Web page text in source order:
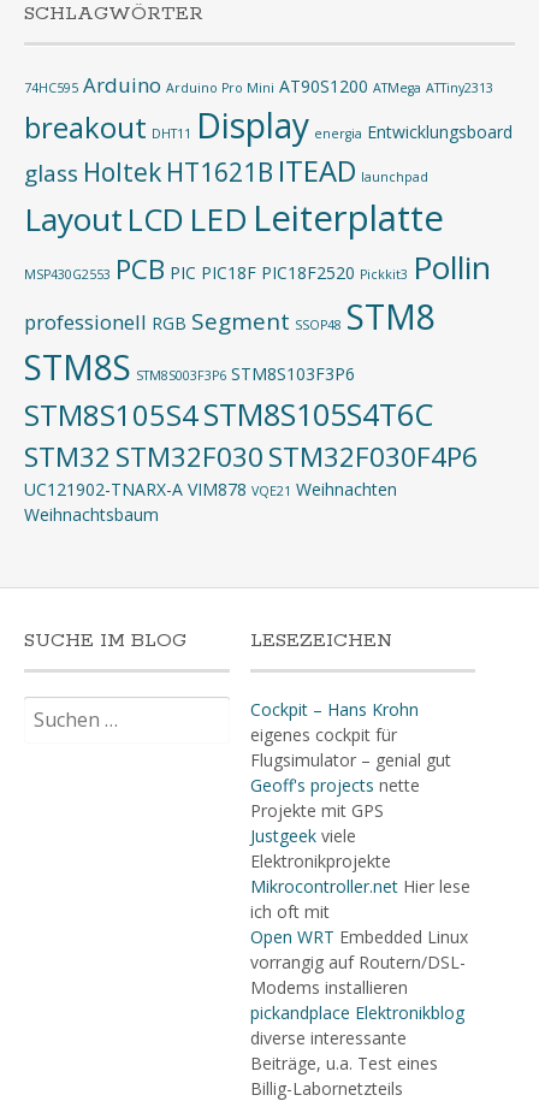
SCHLAGWÖRTER
74HC595 Arduino Arduino Pro Mini AT90S1200 ATMega ATTiny2313
breakout DHT11 Display energia Entwicklungsboard
glass Holtek HT1621B ITEAD launchpad
Layout LCD LED Leiterplatte
MSP430G2553 PCB PIC PIC18F PIC18F2520 Pickkit3 Pollin
professionell RGB Segment SSOP48 STM8
STM8S STM8S003F3P6 STM8S103F3P6
STM8S105S4STM8S105S4T6C
STM32 STM32F030STM32F030F4P6
UC121902-TNARX-A VIM878 VQE21 Weihnachten
Weihnachtsbaum
SUCHE IM BLOG
nach:
LESEZEICHEN
Cockpit – Hans Krohn
eigenes cockpit für
Flugsimulator – genial gut
Geoff's projects nette
Projekte mit GPS
Justgeekviele
Elektronikprojekte
Mikrocontroller.netHier lese
ich oft mit
Open WRT Embedded Linux
vorrangig auf Routern/DSL-
Modems installieren
pickandplace Elektronikblog
diverse interessante
Beiträge, u.a. Test eines
Billig-Labornetzteils